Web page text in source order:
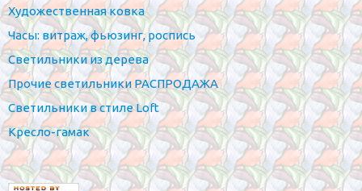
Художественная ковка
Часы: витраж, фьюзинг, роспись
Светильники из дерева
Прочие светильники РАСПРОДАЖА
Светильники в стиле Loft
Кресло-гамак